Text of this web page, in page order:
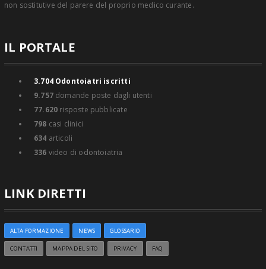
non sostitutive del parere del proprio medico curante.
IL PORTALE
3.704Odontoiatri iscritti
9.757domande poste dagli utenti
77.620 risposte pubblicate
798 casi clinici
634 articoli
336 video di odontoiatria
LINK DIRETTI
ALTA FORMAZIONE NEWS GLOSSARIO
CONTATTI MAPPA DEL SITO PRIVACY FAQ